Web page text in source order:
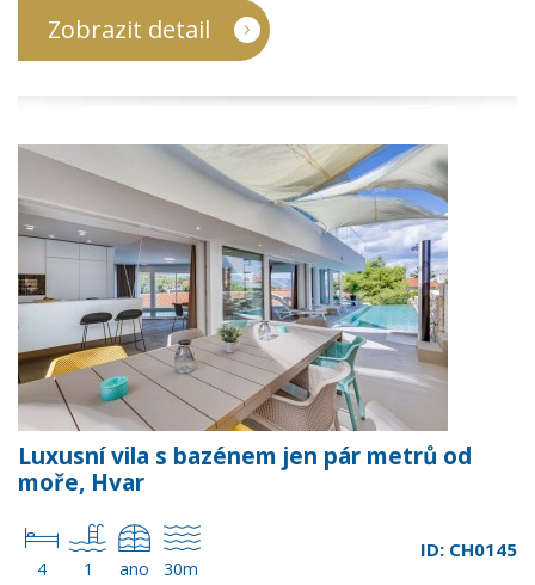
Zobrazit detail
Luxusní vila s bazénem jen pár metrů od
moře, Hvar
4 1 ano 30m
ID: CH0145